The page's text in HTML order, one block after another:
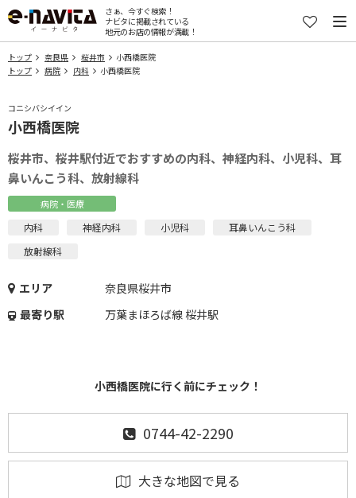
さぁ、今すぐ検索！
ナビタに掲載されている
地元のお店の情報が満載！
トップ 奈良県 桜井市
小西橋医院
トップ
病院 内科 小西橋医院
コニシバシイイン
小西橋医院
桜井市、桜井駅付近でおすすめの内科、神経内科、小児科、耳
鼻いんこう科、放射線科
病院・医療
内科 神経内科 小児科
耳鼻いんこう科
放射線科
エリア
奈良県桜井市
最寄り駅
万葉まほろば線 桜井駅
小西橋医院に行く前にチェック！
0744-42-2290
大きな地図で見る